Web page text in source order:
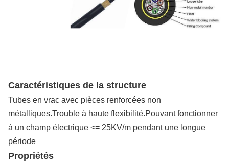
Caractéristiques de la structure
Tubes en vrac avec pièces renforcées non
métalliques.Trouble à haute flexibilité.Pouvant fonctionner
à un champ électrique <= 25KV/m pendant une longue
période
Propriétés